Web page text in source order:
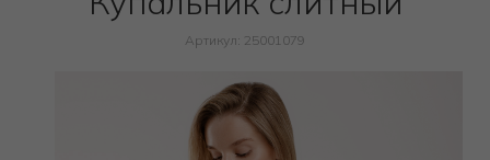
Артикул: 25001079